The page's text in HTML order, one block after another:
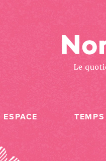
ESPACE TEMPS